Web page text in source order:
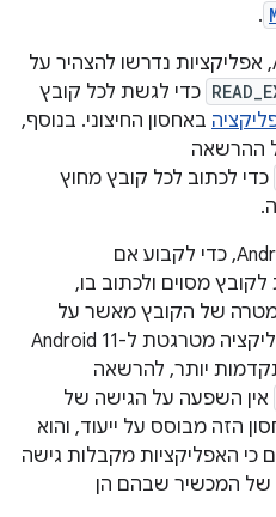
.
בגרסאות קודמות של Android, אפליקציות נדרשו להצהיר על
כדי לגשת לכל קובץ
באחסון החיצוני. בנוסף,
ההרשאה
כדי לכתוב לכל קובץ מחוץ
בגרסאות חדשות יותר של Android, כדי לקבוע אם
מסוים ולכתוב בו,
של הקובץ מאשר על
המיקום שלו. במיוחד, אם האפליקציה מטרגטת ל-Android 11
אין השפעה על הגישה של
הזה מבוסס על ייעוד, והוא
האפליקציות מקבלות גישה
של המכשיר שבהם הן